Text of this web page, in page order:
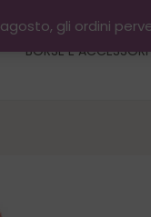
gli ordini
BORSE E ACCESSORI